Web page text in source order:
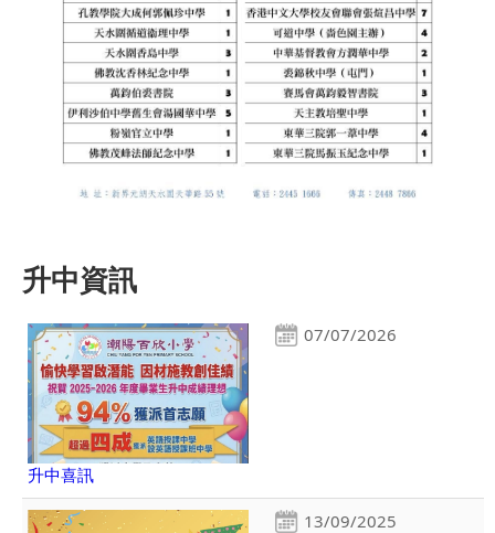
升中資訊
07/07/2026
升中喜訊
13/09/2025